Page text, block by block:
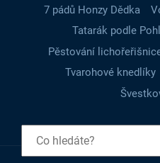
7 pádů Honzy Dědka
Tatarák podle
Pěstování
Tvarohové knedlíky